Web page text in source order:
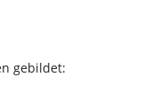
gebildet: